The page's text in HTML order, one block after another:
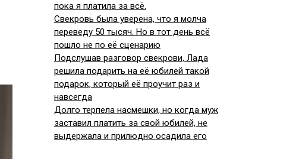
пока я платила за всё.
Свекровь была уверена, что я молча
переведу 50 тысяч. Но в тот день всё
пошло не по её сценарию
Подслушав разговор свекрови, Лада
решила подарить на её юбилей такой
подарок, который её проучит раз и
навсегда
Долго терпела насмешки, но когда муж
заставил платить за свой юбилей, не
выдержала и прилюдно осадила его